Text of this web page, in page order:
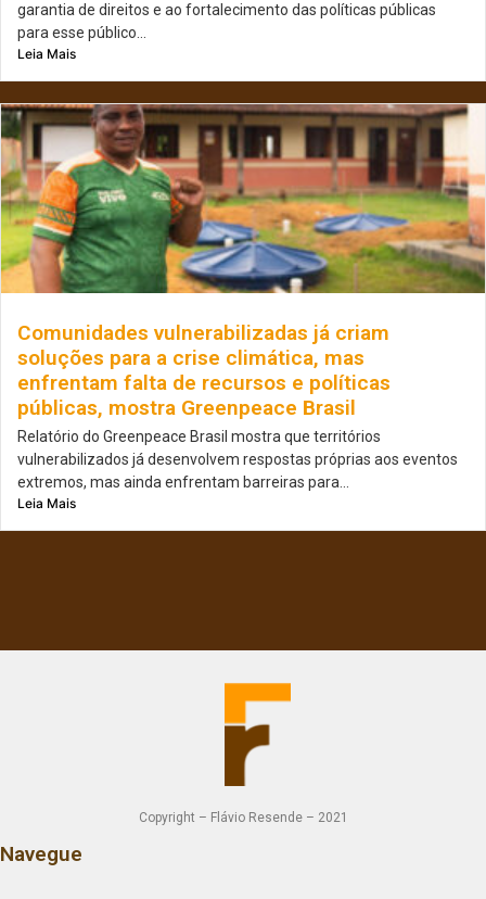
garantia de direitos e ao fortalecimento das políticas públicas
para esse público...
Leia Mais
Comunidades vulnerabilizadas já criam
soluções para a crise climática, mas
enfrentam falta de recursos e políticas
públicas, mostra Greenpeace Brasil
Relatório do Greenpeace Brasil mostra que territórios
vulnerabilizados já desenvolvem respostas próprias aos eventos
extremos, mas ainda enfrentam barreiras para...
Leia Mais
Copyright – Flávio Resende – 2021
Navegue